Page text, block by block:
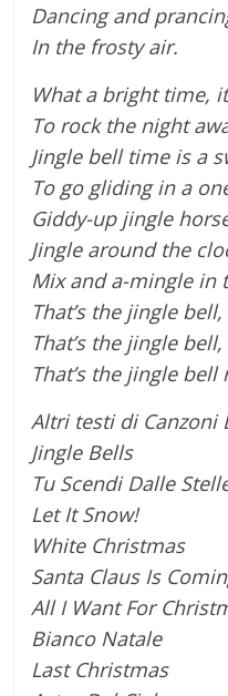
Dancing and
In the frosty air.
What a bright time,
To rock the night
Jingle bell time is a
To go gliding in a
Giddy-up jingle
Jingle around the
Mix and a-mingle in
That’s the jingle bell,
That’s the jingle bell,
That’s the jingle bell
Altri testi di Canzoni
Jingle Bells
Tu Scendi Dalle
Let It Snow!
White Christmas
Santa Claus Is
All I Want For
Bianco Natale
Last Christmas